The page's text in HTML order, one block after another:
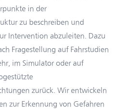
in der
zu beschreiben und
Intervention abzuleiten. Dazu
Fragestellung auf Fahrstudien
im Simulator oder auf
zurück. Wir entwickeln
zur Erkennung von Gefahren